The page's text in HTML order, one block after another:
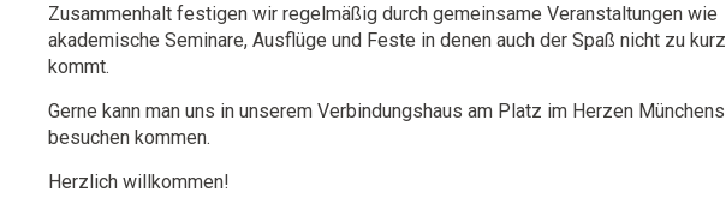
Zusammenhalt festigen wir regelmäßig durch gemeinsame Veranstaltungen wie
akademische Seminare, Ausflüge und Feste in denen auch der Spaß nicht zu kurz
kommt.
Gerne kann man uns in unserem Verbindungshaus am Platz im Herzen Münchens
besuchen kommen.
Herzlich willkommen!